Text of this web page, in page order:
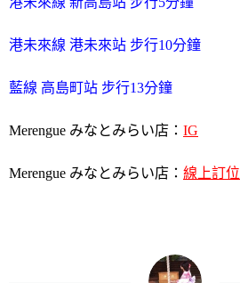
港未來線 港未來站 步行10分鐘
藍線 高島町站 步行13分鐘
Merengue みなとみらい店： IG
Merengue みなとみらい店： 線上訂位